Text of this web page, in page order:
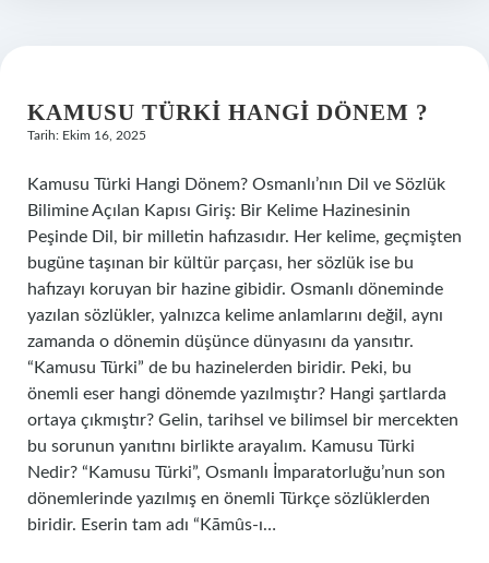
KAMUSU TÜRKI HANGI DÖNEM ?
Tarih: Ekim 16, 2025
Kamusu Türki Hangi Dönem? Osmanlı’nın Dil ve Sözlük
Bilimine Açılan Kapısı Giriş: Bir Kelime Hazinesinin
Peşinde Dil, bir milletin hafızasıdır. Her kelime, geçmişten
bugüne taşınan bir kültür parçası, her sözlük ise bu
hafızayı koruyan bir hazine gibidir. Osmanlı döneminde
yazılan sözlükler, yalnızca kelime anlamlarını değil, aynı
zamanda o dönemin düşünce dünyasını da yansıtır.
“Kamusu Türki” de bu hazinelerden biridir. Peki, bu
önemli eser hangi dönemde yazılmıştır? Hangi şartlarda
ortaya çıkmıştır? Gelin, tarihsel ve bilimsel bir mercekten
bu sorunun yanıtını birlikte arayalım. Kamusu Türki
Nedir? “Kamusu Türki”, Osmanlı İmparatorluğu’nun son
dönemlerinde yazılmış en önemli Türkçe sözlüklerden
biridir. Eserin tam adı “Kāmûs-ı…